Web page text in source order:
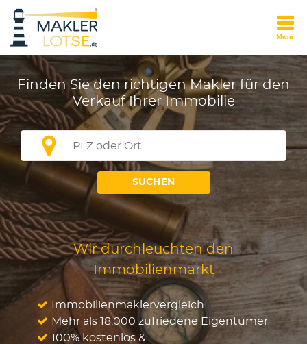
Finden Sie den richtigen Maklerfür den
Verkauf Ihrer Immobilie
plz_ort_autocomplete
SUCHEN
Wir durchleuchten den
Immobilienmarkt
Immobilienmaklervergleich
Mehr als 18.000 zufriedene Eigentumer
100% kostenlos &